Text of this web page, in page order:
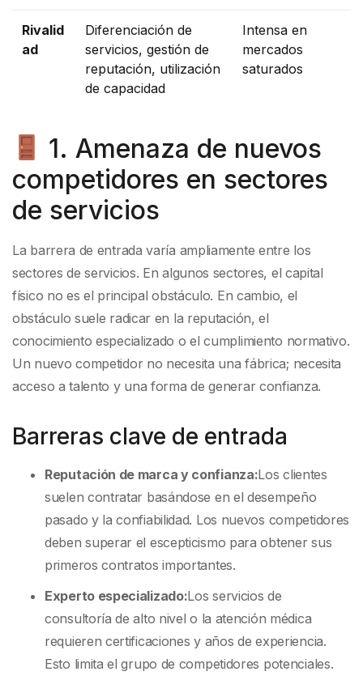
Rivalid
ad
Diferenciación de
servicios, gestión de
reputación, utilización
de capacidad
Intensa en
mercados
saturados
1. Amenaza de nuevos
competidores en sectores
de servicios
La barrera de entrada varía ampliamente entre los
sectores de servicios. En algunos sectores, el capital
físico no es el principal obstáculo. En cambio, el
obstáculo suele radicar en la reputación, el
conocimiento especializado o el cumplimiento normativo.
Un nuevo competidor no necesita una fábrica; necesita
acceso a talento y una forma de generar confianza.
Barreras clave de entrada
Reputación de marca y confianza:Los clientes
suelen contratar basándose en el desempeño
pasado y la confiabilidad. Los nuevos competidores
deben superar el escepticismo para obtener sus
primeros contratos importantes.
Experto especializado:Los servicios de
consultoría de alto nivel o la atención médica
requieren certificaciones y años de experiencia.
Esto limita el grupo de competidores potenciales.